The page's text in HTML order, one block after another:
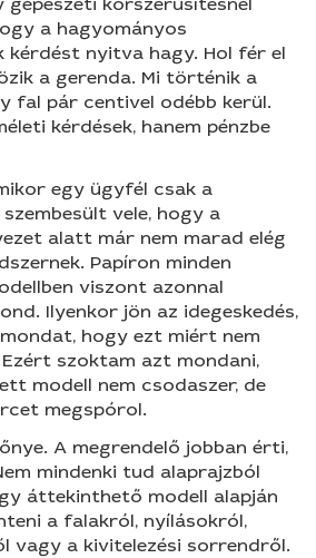
a hagyományos
kérdést nyitva hagy. Hol fér el
a gerenda. Mi történik a
fal pár centivel odébb kerül.
kérdések, hanem pénzbe
egy ügyfél csak a
vele, hogy a
alatt már nem marad elég
Papíron minden
viszont azonnal
Ilyenkor jön az idegeskedés,
hogy ezt miért nem
szoktam azt mondani,
modell nem csodaszer, de
megspórol.
A megrendelő jobban érti,
mindenki tud alaprajzból
áttekinthető modell alapján
a falakról, nyílásokról,
vagy a kivitelezési sorrendről.